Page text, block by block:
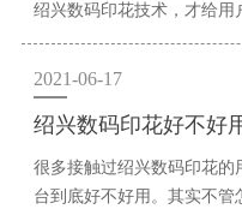
绍兴数码印花技术，才给用
2021-06-17
绍兴数码印花好不好
很多接触过绍兴数码印花
台到底好不好用。其实不